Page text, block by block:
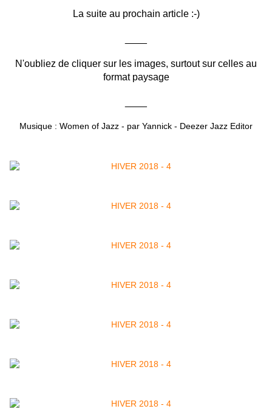
La suite au prochain article :-)
N'oubliez de cliquer sur les images, surtout sur celles au
format paysage
Musique : Women of Jazz - par Yannick - Deezer Jazz Editor